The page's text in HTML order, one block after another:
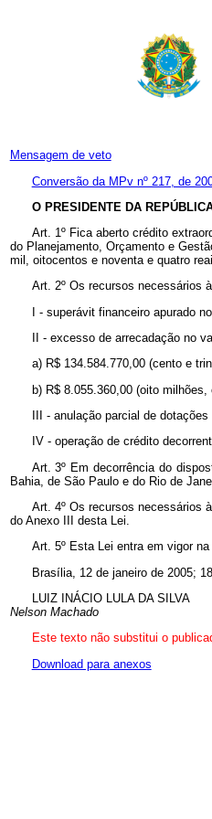
Mensagem de veto
Conversão da MPv nº 217, de
O PRESIDENTE DA
Art. 1º Fica aberto crédito
do Planejamento, Orçamento e
mil, oitocentos e noventa e quatro
Art. 2º Os recursos necessários
I - superávit financeiro apurado
II - excesso de arrecadação no
a) R$ 134.584.770,00 (cento e
b) R$ 8.055.360,00 (oito
III - anulação parcial de
IV - operação de crédito
Art. 3º Em decorrência do
Bahia, de São Paulo e do Rio de
Art. 4º Os recursos necessários
do Anexo III desta Lei.
Art. 5º Esta Lei entra em vigor
Brasília, 12 de janeiro de 2005;
LUIZ INÁCIO LULA DA SILVA
Nelson Machado
Este texto não substitui o
Download para anexos